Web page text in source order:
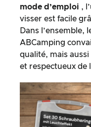
mode d’emploi ,
visser est facile
Dans l’ensemble,
ABCamping
qualité, mais
et respectueux de